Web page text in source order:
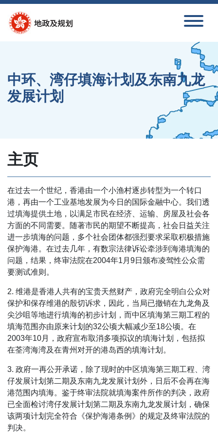
中环、湾仔填海计划及东南九龙
发展计划
主页
在过去一个世纪，香港由一个小渔村逐步转型为一个转口
港，再由一个工业基地发展为今日的国际金融中心。我们透
过填海提供土地，以满足市民在经济、运输、房屋及社会各
方面的不同需要。随著市民的期望不断提高，社会日益关注
进一步填海的问题，多个社会团体都强烈要求采取积极措施
保护海港。在过去几年，有数宗法律诉讼牵涉到海港填海的
问题，结果，终审法院在2004年1月9日颁布凌驾性公众需
要测试准则。
2. 维港是香港人共有的宝贵天然财产，政府完全明白公众对
保护和保存维港的殷切诉求，因此，当局已撤销在九龙角及
尖沙咀等地进行填海的初步计划，而中区填海第三期工程的
填海范围亦由原来计划的32公顷大幅减少至18公顷。在
2003年10月，政府宣布取消多项拟议的填海计划，包括拟
在荃湾海湾及在青州对开的港岛西的填海计划。
3. 政府一再公开承诺，除了现时的中区填海第三期工程、湾
仔发展计划第二期及东南九龙发展计划外，日后不会再在海
港范围内填海。鉴于终审法院就填海案件所作的判决，政府
已全面检讨湾仔发展计划第二期及东南九龙发展计划，确保
该两项计划完全符合《保护海港条例》的规定及终审法院的
判决。